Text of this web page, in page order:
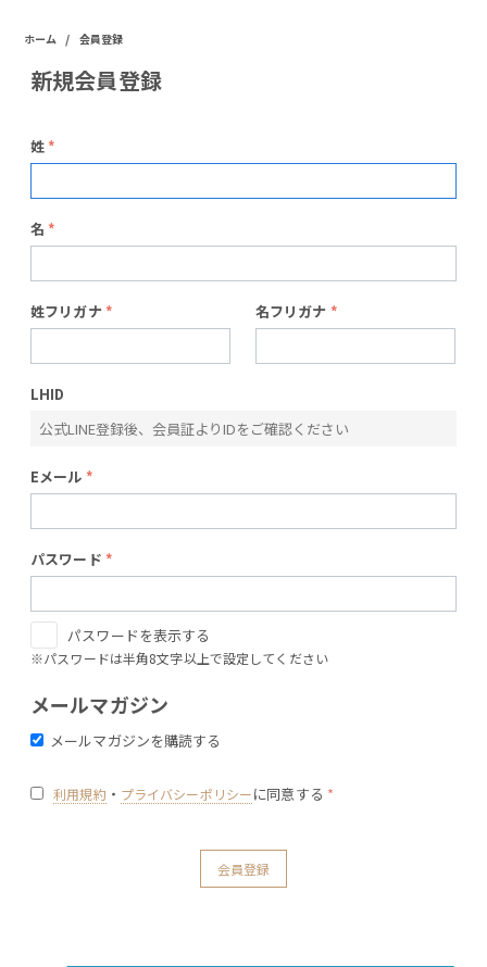
ホーム / 会員登録
新規会員登録
姓
名
姓フリガナ 名フリガナ
LHID
Eメール
パスワード
パスワードを表示する
※パスワードは半角8文字以上で設定してください
メールマガジン
メールマガジンを購読する
利用規約 ・ プライバシーポリシーに同意する
会員登録